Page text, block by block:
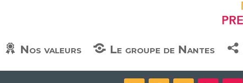
Nos valeurs Le groupe de Nantes